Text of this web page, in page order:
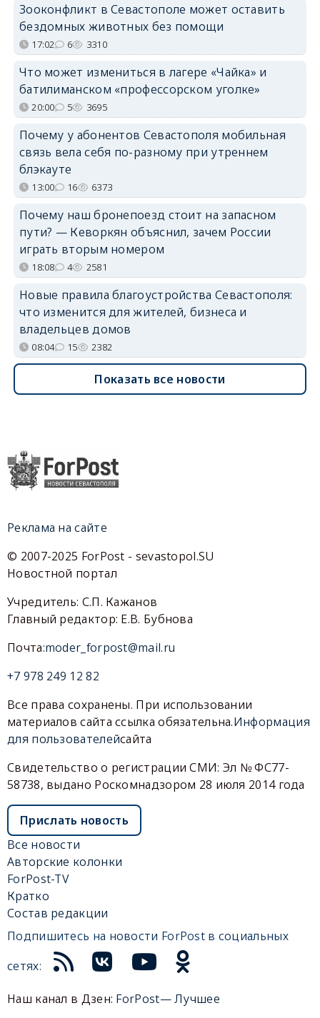
Зооконфликт в Севастополе может оставить
бездомных животных без помощи
17:02 6 3310
Что может измениться в лагере «Чайка» и
батилиманском «профессорском уголке»
20:00 5 3695
Почему у абонентов Севастополя мобильная
связь вела себя по-разному при утреннем
блэкауте
13:00 16 6373
Почему наш бронепоезд стоит на запасном
пути? — Кеворкян объяснил, зачем России
играть вторым номером
18:08 4 2581
Новые правила благоустройства Севастополя:
что изменится для жителей, бизнеса и
владельцев домов
08:04 15 2382
Показать все новости
Реклама на сайте
© 2007-2025 ForPost - sevastopol.SU
Новостной портал
Учредитель: С.П. Кажанов
Главный редактор: Е.В. Бубнова
Почта:moder_forpost@mail.ru
+7 978 249 12 82
Все права сохранены. При использовании
материалов сайта ссылка обязательна.Информация
для пользователейсайта
Свидетельство о регистрации СМИ: Эл № ФС77-
58738, выдано Роскомнадзором 28 июля 2014 года
Прислать новость
Все новости
Авторские колонки
ForPost-TV
Кратко
Состав редакции
Подпишитесь на новости ForPost в социальных
сетях:
Наш канал в Дзен: ForPost— Лучшее